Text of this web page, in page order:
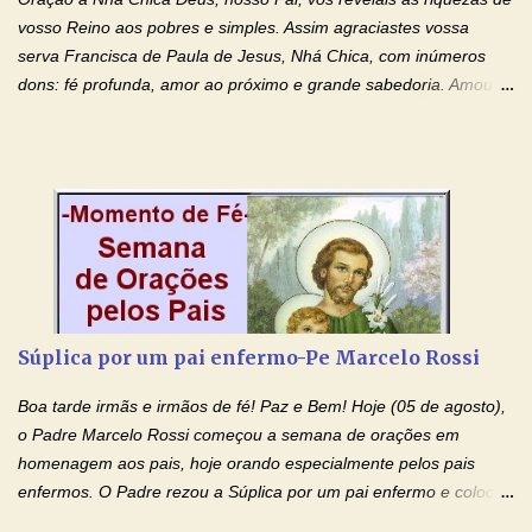
ter nos dado o Senhor, Jesus, como presente de Páscoa. eu
agradeço de coração ao Espíri...
vosso Reino aos pobres e simples. Assim agraciastes vossa
serva Francisca de Paula de Jesus, Nhá Chica, com inúmeros
dons: fé profunda, amor ao próximo e grande sabedoria. Amou a
Senhor Jesus Cristo, vosso Filho, na unidade do Espírito Santo.
Amém. Novena a Nhá Chica (Oração para obter os favores
celestiais através da intercessão da Serva de Deus Nhá Chica)
(Rezar durante nove dias seguidos ou intercalados) Nhá Chica,
recorro a vós como intercessora entre a Bondade Divina e as
entregueis nas mãos do Santíssimo o meu pedido urgente (Fazer
o pedido). Acolhei, Nhá Chica, no vosso coração bondoso as
minhas necessidades e amparai-me nesta oração (Fazer o ...
Súplica por um pai enfermo-Pe Marcelo Rossi
Boa tarde irmãs e irmãos de fé! Paz e Bem! Hoje (05 de agosto),
o Padre Marcelo Rossi começou a semana de orações em
homenagem aos pais, hoje orando especialmente pelos pais
enfermos. O Padre rezou a Súplica por um pai enfermo e colocou